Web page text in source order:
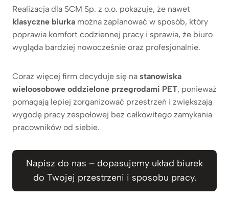
Realizacja dla SCM Sp. z o.o. pokazuje, że nawet
klasyczne biurka można zaplanować w sposób, który
poprawia komfort codziennej pracy i sprawia, że biuro
wygląda bardziej nowocześnie oraz profesjonalnie.
Coraz więcej firm decyduje się na stanowiska
wieloosobowe oddzielone przegrodami PET, ponieważ
pomagają lepiej zorganizować przestrzeń i zwiększają
wygodę pracy zespołowej bez całkowitego zamykania
pracowników od siebie.
Napisz do nas – dopasujemy układ biurek
do Twojej przestrzeni i sposobu pracy.